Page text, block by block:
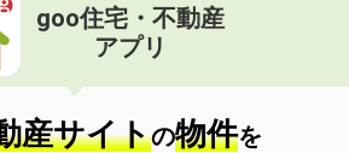
goo住宅・不動産
アプリ
産サイトの物件を